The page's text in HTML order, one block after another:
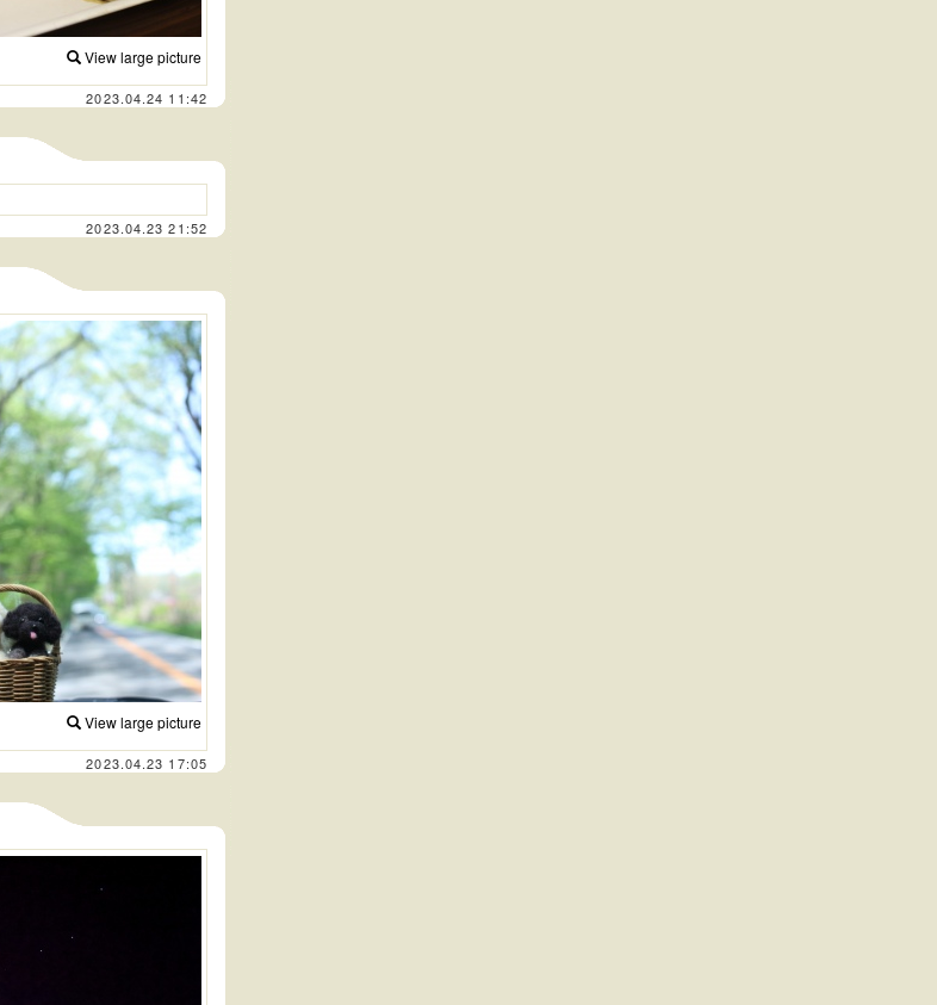
View large picture
2023.04.24 11:42
2023.04.23 21:52
View large picture
2023.04.23 17:05